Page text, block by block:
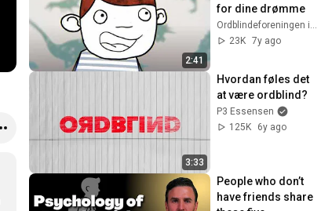
2:41
for dine drømme
23K 7y ago
3:33
Hvordan føles det
at være ordblind?
P3 Essensen
125K
6y ago
People who don’t
have friends share